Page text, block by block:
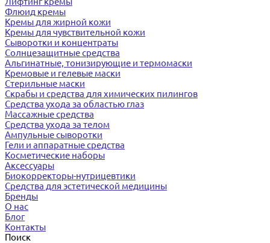
Флюид кремы
Кремы для жирной кожи
Кремы для чувствительной кожи
Сыворотки и концентраты
Солнцезащитные средства
Альгинатные, тонизирующие и термомаски
Кремовые и гелевые маски
Стерильные маски
Скрабы и средства для химических пилингов
Средства ухода за областью глаз
Массажные средства
Средства ухода за телом
Ампульные сыворотки
Гели и аппаратные средства
Косметические наборы
Аксессуары
Биокорректоры-нутрицевтики
Средства для эстетической медицины
Бренды
О нас
Блог
Контакты
Поиск